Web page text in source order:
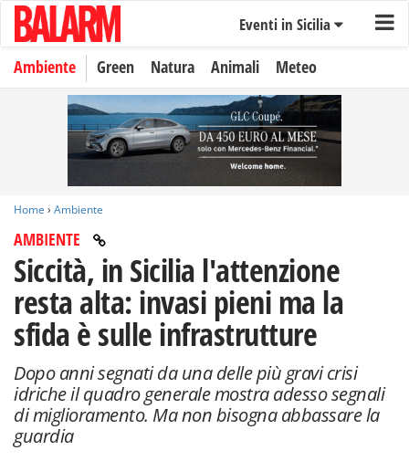
Eventi in Sicilia
Ambiente Green Natura Animali Meteo
Home › Ambiente
AMBIENTE
Siccità, in Sicilia l'attenzione
resta alta: invasi pieni ma la
sfida è sulle infrastrutture
Dopo anni segnati da una delle più gravi crisi
idriche il quadro generale mostra adesso segnali
di miglioramento. Ma non bisogna abbassare la
guardia